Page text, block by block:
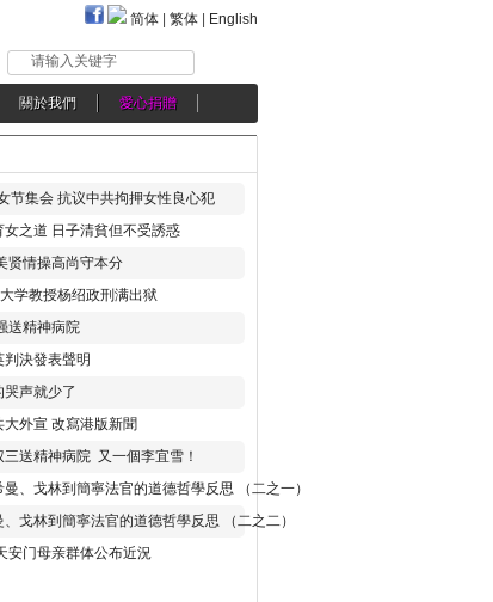
简体 繁体 English
请输入关键字
關於我們 愛心捐贈
节集会 抗议中共拘押女性良心犯
之道 日子清貧但不受誘惑
贤情操高尚守本分
学教授杨绍政刑满出狱
送精神病院
決發表聲明
声就少了
外宣 改寫港版新聞
送精神病院 又一個李宜雪！
、戈林到簡寧法官的道德哲學反思 （二之一）
戈林到簡寧法官的道德哲學反思 （二之二）
安门母亲群体公布近況